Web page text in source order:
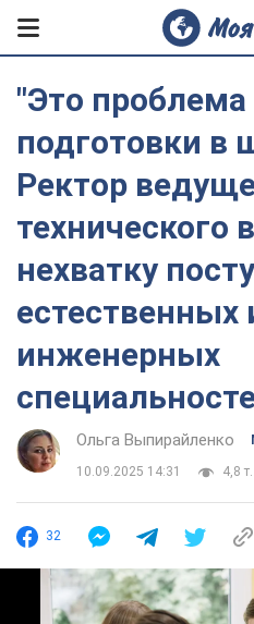
"Это
подготовки в
Ректор
технического
нехватку
естественных
инженерных
Ольга Выпирайленко
10.09.2025 14:31 4,8 т.
32